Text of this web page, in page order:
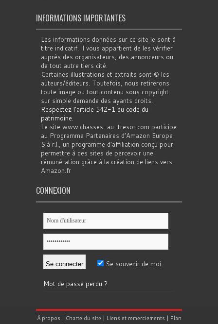
INFORMATIONS IMPORTANTES
Les informations données sur ce site le sont à
titre indicatif. Il vous appartient de les vérifier
auprès des organisateurs, des annonceurs ou
de tout autre tiers cité.
Certaines illustrations et extraits sont © les
auteurs/éditeurs. Toutefois, nous retirerons
toute image ou tout contenu sous copyright
sur simple demande des ayants droits.
Respectez l'article 542-1 du code du
patrimoine.
Le site www.chasses-au-tresor.com participe
au Programme Partenaires d’Amazon Europe
S.à r.l., un programme d’affiliation conçu pour
permettre à des sites de percevoir une
rémunération grâce à la création de liens vers
Amazon.fr
CONNEXION
Se souvenir de moi
Mot de passe perdu ?
À propos | Charte du site | Liens et remerciements | Plan